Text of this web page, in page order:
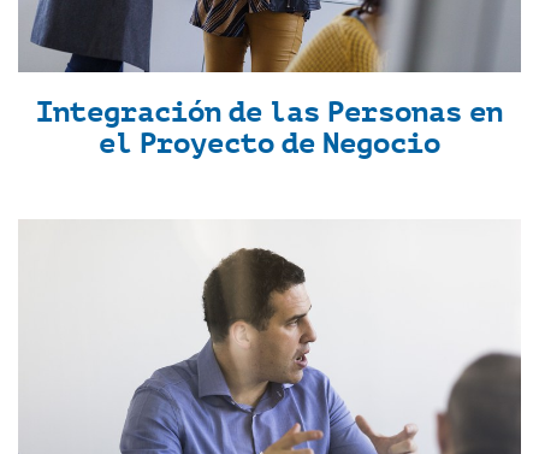
Integración de las Personas en
el Proyecto de Negocio